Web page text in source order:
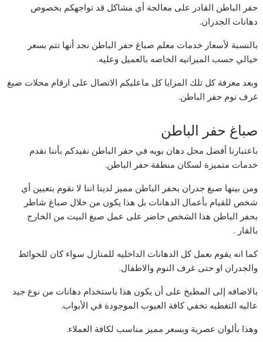
حفر الباطن القادر على معالجة أي مشاكل قد تواجهكم بخصوص
دهانات الجدران.
بالنسبة لأسعار خدمات معلم صباغ حفر الباطن نجد أنها تتم بسعر
خيالي حسب الميزانيه الخاصه بالعميل وعليه.
وبعد معرفة كل تلك المزايا كل ماعليكم الاتصال على ارقام محلات صبغ
غرف نوم حفر الباطن.
صباغ حفر الباطن
باعتبارنا أفضل محل دهان بويه في حفر الباطن نفيدكم بأننا نقدم
خدمات متميزة لسكان منطقة حفر الباطن.
ومن بينها صبغ جدران بحفر الباطن مميز لدينا اننا لا نقوم بتعيين أي
شخص للقيام بأعمال الدهانات بل هذا يكون من خلال صباغ شاطر
بحفر الباطن هذا الشخص حاضر على عمل صبغ البيت من الخارج
بالقار .
كما انه يقوم بعمل كل الدهانات الداخليه للمنازل سواء كان للحوائط
والجدران او حتى غرف النوم والاطفال.
بالاضافه إلى المطبخ على أن يكون هذا باستخدام دهانات من نوع جيد
عاليه التغطيه تخفي كافة العيوب الموجودة في الأبواب.
وهذا بألوان عصرية وبسعر مميز مناسب لكافة العملاء.